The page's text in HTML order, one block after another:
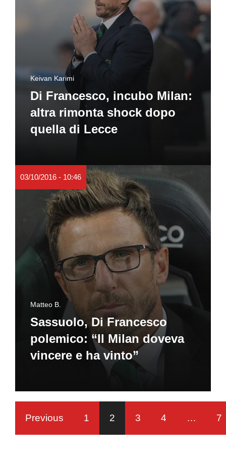
Keivan Karimi
Di Francesco, incubo Milan:
altra rimonta shock dopo
quella di Lecce
03/10/2016 - 10:46
Matteo B.
Sassuolo, Di Francesco
polemico: “Il Milan doveva
vincere e ha vinto”
Previous 1 2 3 4 … 7